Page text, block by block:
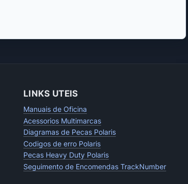
LINKS UTEIS
Manuais de Oficina
Acessorios Multimarcas
Diagramas de Pecas Polaris
Codigos de erro Polaris
Pecas Heavy Duty Polaris
Seguimento de Encomendas TrackNumber